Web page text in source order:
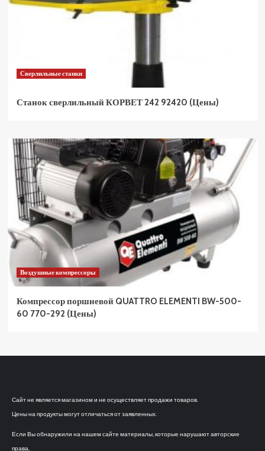
Сверлильные станки
Станок сверлильный КОРВЕТ 242 92420 (Цены)
Воздушные компрессоры
Компрессор поршневой QUATTRO ELEMENTI BW-500-
60 770-292 (Цены)
Сайт не является магазином и не осуществляет продажи товаров.
Цены на продукты могут отличаться от заявленных.
Если Вы обнаружили на нашем сайте материалы, которые нарушают авторские
права,